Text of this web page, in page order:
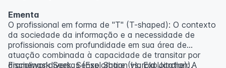
Ementa
O profissional em forma de "T" (T-shaped): O contexto
da sociedade da informação e a necessidade de
profissionais com profundidade em sua área de
atuação combinada à capacidade de transitar por
disciplinas diversas (Exploration vs. Exploitation).
Framework Seek, Sense, Share (Harold Jarche): A